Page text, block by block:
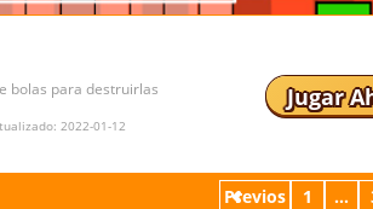
bolas para destruirlas
2022-01-12
Jugar
Previos 1 ...